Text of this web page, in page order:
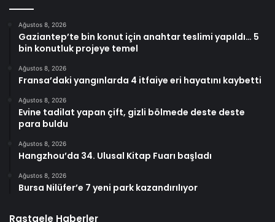
Ağustos 8, 2026
Gaziantep’te bin konut için anahtar teslimi yapıldı… 5
bin konutluk projeye temel
Ağustos 8, 2026
Fransa’daki yangınlarda 4 itfaiye eri hayatını kaybetti
Ağustos 8, 2026
Evine tadilat yapan çift, gizli bölmede deste deste
para buldu
Ağustos 8, 2026
Hangzhou’da 34. Ulusal Kitap Fuarı başladı
Ağustos 8, 2026
Bursa Nilüfer’e 7 yeni park kazandırılıyor
Rastgele Haberler